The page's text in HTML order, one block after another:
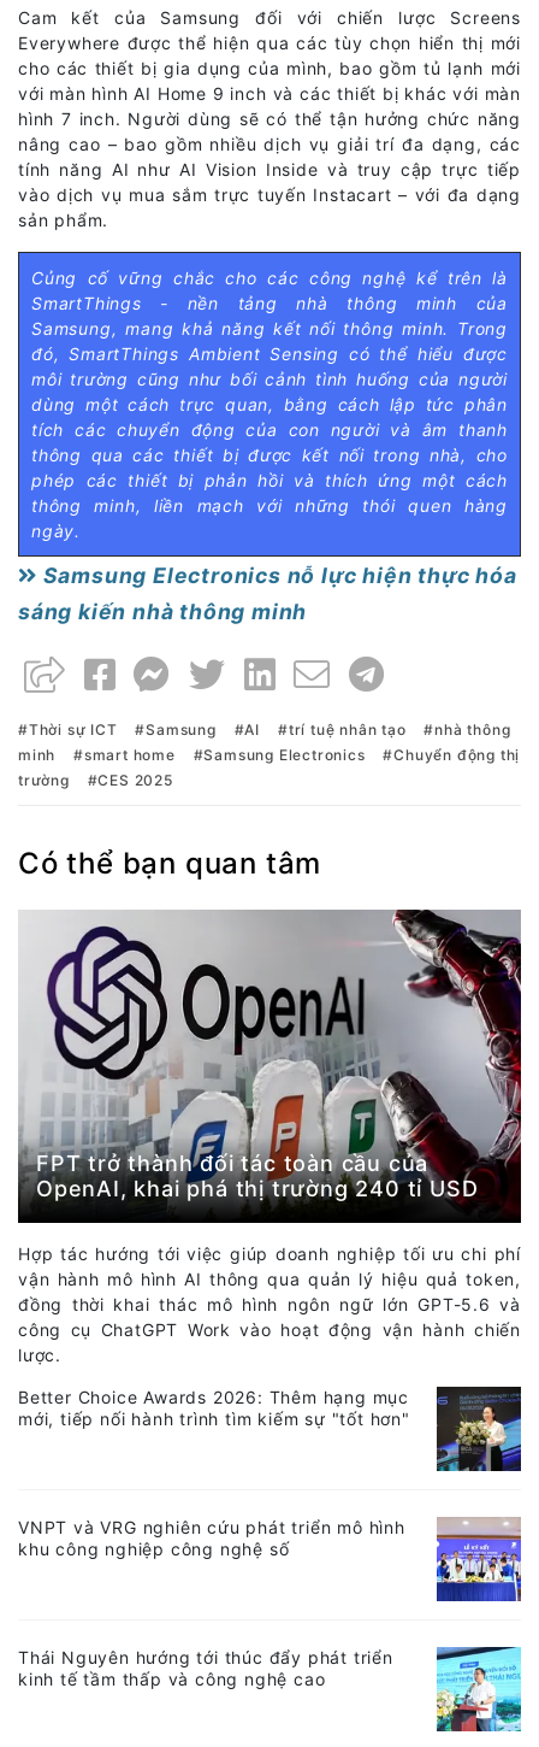
Cam kết của Samsung đối với chiến lược Screens
Everywhere được thể hiện qua các tùy chọn hiển thị mới
cho các thiết bị gia dụng của mình, bao gồm tủ lạnh mới
với màn hình AI Home 9 inch và các thiết bị khác với màn
hình 7 inch. Người dùng sẽ có thể tận hưởng chức năng
nâng cao – bao gồm nhiều dịch vụ giải trí đa dạng, các
tính năng AI như AI Vision Inside và truy cập trực tiếp
vào dịch vụ mua sắm trực tuyến Instacart – với đa dạng
sản phẩm.
Củng cố vững chắc cho các công nghệ kể trên là
SmartThings - nền tảng nhà thông minh của
Samsung, mang khả năng kết nối thông minh. Trong
đó, SmartThings Ambient Sensing có thể hiểu được
môi trường cũng như bối cảnh tình huống của người
dùng một cách trực quan, bằng cách lập tức phân
tích các chuyển động của con người và âm thanh
thông qua các thiết bị được kết nối trong nhà, cho
phép các thiết bị phản hồi và thích ứng một cách
thông minh, liền mạch với những thói quen hàng
ngày.
Samsung Electronics nỗ lực hiện thực hóa
sáng kiến nhà thông minh
Thời sự ICT Samsung AI trí tuệ nhân tạo
nhà thông
minh
smart home Samsung Electronics
Chuyển động thị
trường
CES 2025
Có thể bạn quan tâm
FPT trở thành đối tác toàn cầu của
OpenAI, khai phá thị trường 240 tỉ USD
Hợp tác hướng tới việc giúp doanh nghiệp tối ưu chi phí
vận hành mô hình AI thông qua quản lý hiệu quả token,
đồng thời khai thác mô hình ngôn ngữ lớn GPT-5.6 và
công cụ ChatGPT Work vào hoạt động vận hành chiến
lược.
Better Choice Awards 2026: Thêm hạng mục
mới, tiếp nối hành trình tìm kiếm sự "tốt hơn"
VNPT và VRG nghiên cứu phát triển mô hình
khu công nghiệp công nghệ số
Thái Nguyên hướng tới thúc đẩy phát triển
kinh tế tầm thấp và công nghệ cao